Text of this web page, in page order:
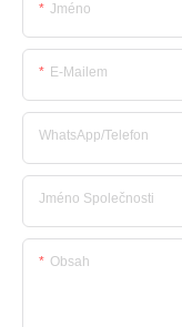
Jméno
E-Mailem
WhatsApp/telefon
Jméno Společnosti
Obsah